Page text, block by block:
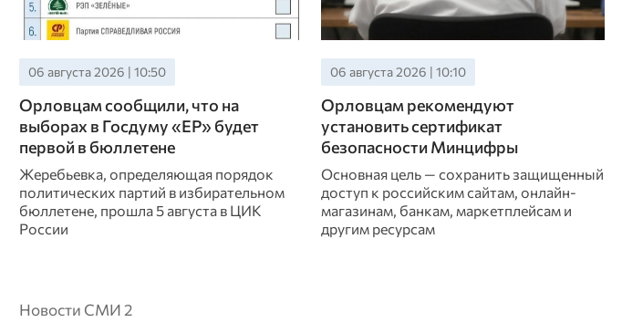
06 августа 2026 | 10:50
Орловцам сообщили, что на
выборах в Госдуму «ЕР» будет
первой в бюллетене
Жеребьевка, определяющая порядок
политических партий в избирательном
бюллетене, прошла 5 августа в ЦИК
России
06 августа 2026 | 10:10
Орловцам рекомендуют
установить сертификат
безопасности Минцифры
Основная цель — сохранить защищенный
доступ к российским сайтам, онлайн-
магазинам, банкам, маркетплейсам и
другим ресурсам
Новости СМИ 2